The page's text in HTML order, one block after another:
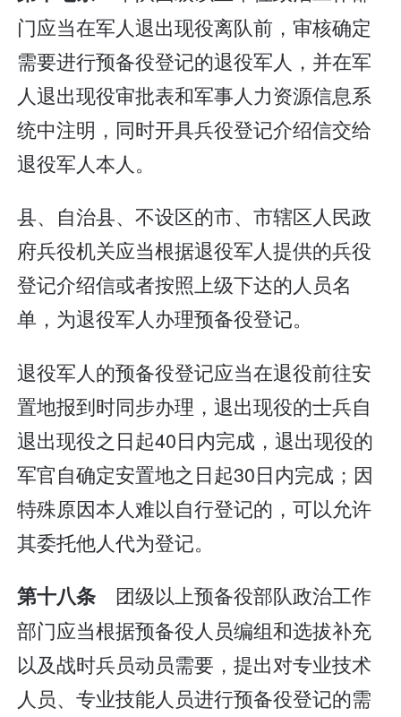
门应当在军人退出现役离队前，审核确定
需要进行预备役登记的退役军人，并在军
人退出现役审批表和军事人力资源信息系
统中注明，同时开具兵役登记介绍信交给
退役军人本人。
县、自治县、不设区的市、市辖区人民政
府兵役机关应当根据退役军人提供的兵役
登记介绍信或者按照上级下达的人员名
单，为退役军人办理预备役登记。
退役军人的预备役登记应当在退役前往安
置地报到时同步办理，退出现役的士兵自
退出现役之日起40日内完成，退出现役的
军官自确定安置地之日起30日内完成；因
特殊原因本人难以自行登记的，可以允许
其委托他人代为登记。
第十八条 团级以上预备役部队政治工作
部门应当根据预备役人员编组和选拔补充
以及战时兵员动员需要，提出对专业技术
人员、专业技能人员进行预备役登记的需